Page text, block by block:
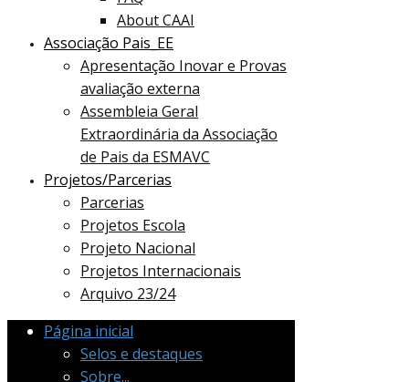
About CAAI
Associação Pais_EE
Apresentação Inovar e Provas
avaliação externa
Assembleia Geral
Extraordinária da Associação
de Pais da ESMAVC
Projetos/Parcerias
Parcerias
Projetos Escola
Projeto Nacional
Projetos Internacionais
Arquivo 23/24
Página inicial
Selos e destaques
Sobre...